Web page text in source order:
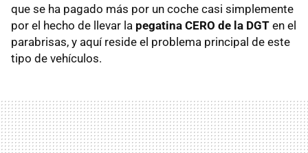
que se ha pagado más por un coche casi simplemente
por el hecho de llevar la pegatina CERO de la DGT en el
parabrisas, y aquí reside el problema principal de este
tipo de vehículos.